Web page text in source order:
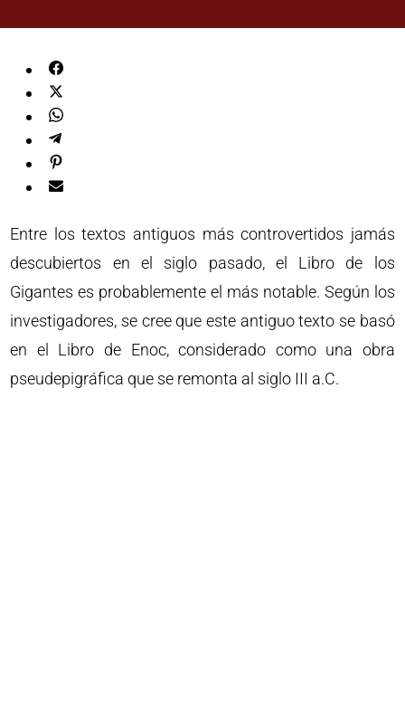
Entre los textos antiguos más controvertidos jamás
descubiertos en el siglo pasado, el Libro de los
Gigantes es probablemente el más notable. Según los
investigadores, se cree que este antiguo texto se basó
en el Libro de Enoc, considerado como una obra
pseudepigráfica que se remonta al siglo III a.C.